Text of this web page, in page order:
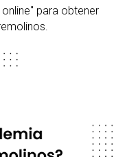
para obtener